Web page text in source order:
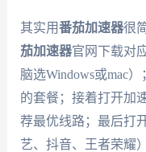
其实用番茄加速器很
茄加速器官网下载对
脑选Windows或mac
的套餐；接着打开加
荐最优线路；最后打
艺、抖音、王者荣耀